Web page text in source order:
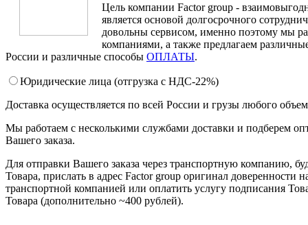
Цель компании Factor group -
является основой долгосрочного
довольны сервисом, именно поэтому мы
компаниями, а также предлагаем
России и различные способы ОПЛАТЫ.
Юридические лица (отгрузка c НДС-22%)
Доставка осуществляется по всей России и грузы любого
Мы работаем с несколькими службами доставки и подберем
Вашего заказа.
Для отправки Вашего заказа через транспортную компанию,
Товара, прислать в адрес Factor group оригинал доверенности
транспортной компанией или оплатить услугу подписания
Товара (дополнительно ~400 рублей).